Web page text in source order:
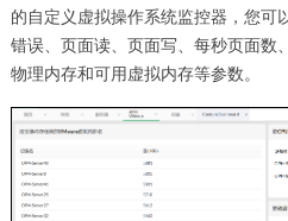
的自定义虚拟操作系统监控器，您可
错误、页面读、页面写、每秒页面数
物理内存和可用虚拟内存等参数。